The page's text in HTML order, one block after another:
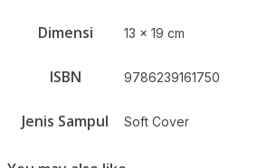
Dimensi 13 x 19 cm
ISBN 9786239161750
Jenis Sampul Soft Cover